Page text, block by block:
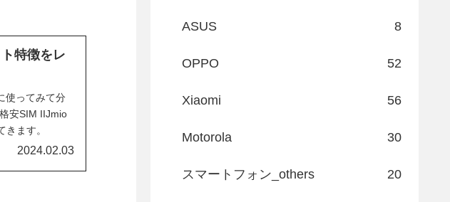
特徴をレ
使ってみて分
安SIM IIJmio
ます。
2024.02.03
ASUS 8
OPPO 52
Xiaomi 56
Motorola 30
スマートフォン_others 20